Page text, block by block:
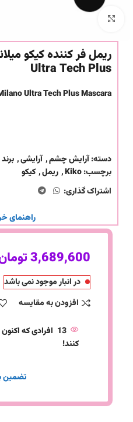
Ultra Tech Plus
Ultra Tech Plus Mascara
دسته:آرایش چشم, آرایشی,
برچسب:Kiko
, ریمل, کیکو
اشتراک گذاری:
راهنمای
3,689,600
در انبار موجود نمی باشد
افزودن به مقایسه
13 افرادی که
کنند!
تضمین